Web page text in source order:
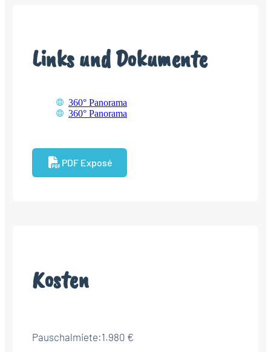
Links und Dokumente
360° Panorama
360° Panorama
PDF Exposé
Kosten
Pauschalmiete:1.980 €